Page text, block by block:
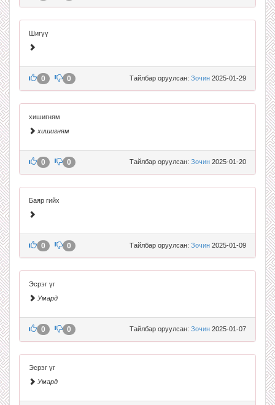
Шигүү
Тайлбар оруулсан: Зочин 2025-01-29
0 0
хишигням
хишигням
Тайлбар оруулсан: Зочин 2025-01-20
0 0
Баяр гийх
Тайлбар оруулсан: Зочин 2025-01-09
0 0
Эсрэг үг
Умард
Тайлбар оруулсан: Зочин 2025-01-07
0 0
Эсрэг үг
Умард